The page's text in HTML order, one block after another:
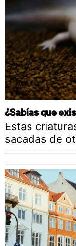
¿Sabías que
Estas
sacadas de